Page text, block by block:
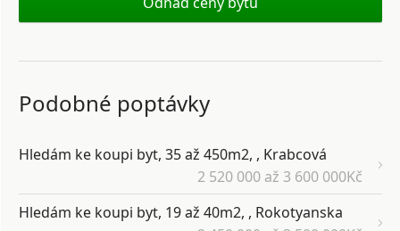
Podobné poptávky
Hledám ke koupi byt, 35 až 450m2, , Krabcová
2 520 000 až 3 600 000Kč
Hledám ke koupi byt, 19 až 40m2, , Rokotyanska